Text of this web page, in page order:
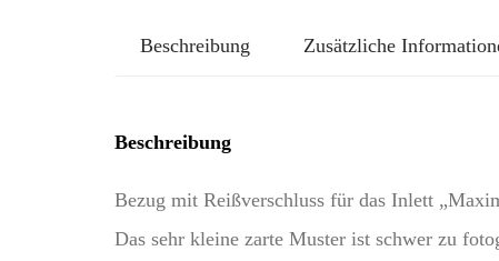
Beschreibung Zusätzliche
Beschreibung
Bezug mit Reißverschluss für das Inlett
Das sehr kleine zarte Muster ist schwer zu